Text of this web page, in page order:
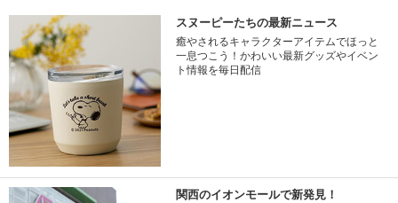
スヌーピーたちの最新ニュース
癒やされるキャラクターアイテムでほっと
一息つこう！かわいい最新グッズやイベン
ト情報を毎日配信
関西のイオンモールで新発見！